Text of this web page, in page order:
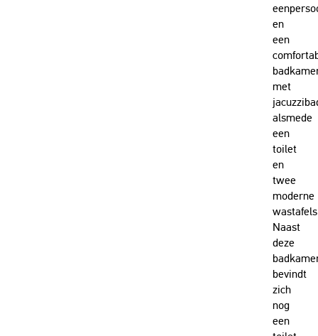
en
een
met
alsmede
een
toilet
en
twee
moderne
Naast
deze
bevindt
zich
nog
een